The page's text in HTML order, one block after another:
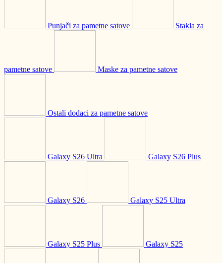
Punjači za pametne satove Stakla za
pametne satove Maske za pametne satove
Ostali dodaci za pametne satove
Galaxy S26 Ultra Galaxy S26 Plus
Galaxy S26 Galaxy S25 Ultra
Galaxy S25 Plus Galaxy S25